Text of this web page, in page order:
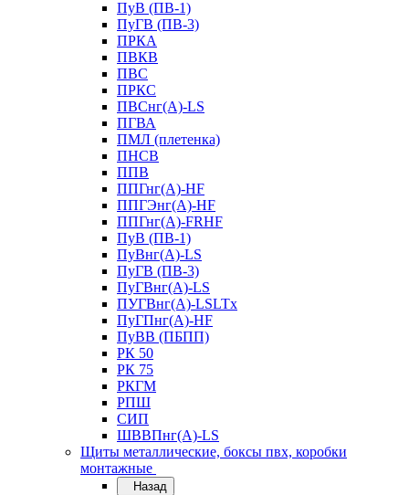
ПуВ (ПВ-1)
ПуГВ (ПВ-3)
ПРКА
ПВКВ
ПВС
ПРКС
ПВСнг(А)-LS
ПГВА
ПМЛ (плетенка)
ПНСВ
ППВ
ППГнг(А)-HF
ППГЭнг(А)-HF
ППГнг(А)-FRHF
ПуВ (ПВ-1)
ПуВнг(А)-LS
ПуГВ (ПВ-3)
ПуГВнг(А)-LS
ПУГВнг(А)-LSLTx
ПуГПнг(А)-HF
ПуВВ (ПБПП)
РК 50
РК 75
РКГМ
РПШ
СИП
ШВВПнг(А)-LS
Щиты металлические, боксы пвх, коробки
монтажные
Назад